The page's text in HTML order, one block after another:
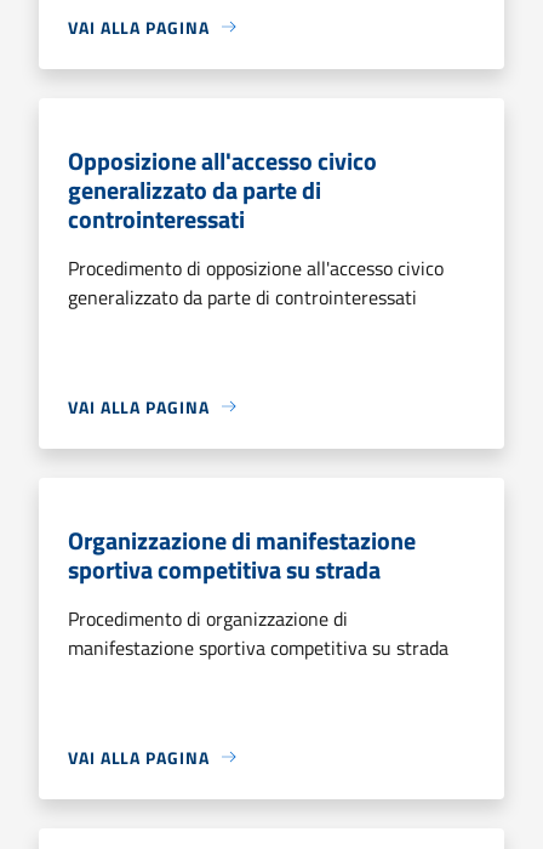
VAI ALLA PAGINA
Opposizione all'accesso civico
generalizzato da parte di
controinteressati
Procedimento di opposizione all'accesso civico
generalizzato da parte di controinteressati
VAI ALLA PAGINA
Organizzazione di manifestazione
sportiva competitiva su strada
Procedimento di organizzazione di
manifestazione sportiva competitiva su strada
VAI ALLA PAGINA